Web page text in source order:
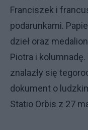
Franciszek i
podarunkami.
dzieł oraz
Piotra i
znalazły się
dokument o
Statio Orbis z 27